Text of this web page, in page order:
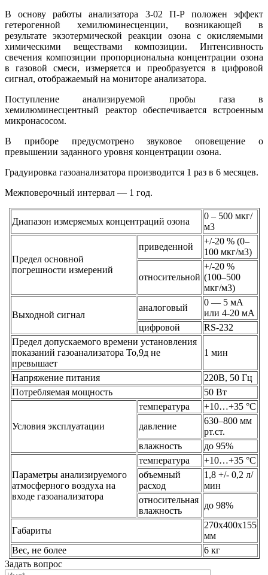
В основу работы анализатора 3-02 П-Р положен эффект
гетерогенной хемилюминесценции, возникающей в
результате экзотермической реакции озона с окисляемыми
химическими веществами композиции. Интенсивность
свечения композиции пропорциональна концентрации озона
в газовой смеси, измеряется и преобразуется в цифровой
сигнал, отображаемый на мониторе анализатора.
Поступление анализируемой пробы газа в
хемилюминесцентный реактор обеспечивается встроенным
микронасосом.
В приборе предусмотрено звуковое оповещение о
превышении заданного уровня концентрации озона.
Градуировка газоанализатора производится 1 раз в 6 месяцев.
Межповерочный интервал — 1 год.
Диапазон измеряемых концентраций озона
0 – 500 мкг/
м3
Предел основной
погрешности измерений
приведенной
+/-20 % (0–
100 мкг/м3)
относительной
+/-20 %
(100–500
мкг/м3)
Выходной сигнал
аналоговый
0 — 5 мА
или 4-20 мА
цифровой
RS-232
Предел допускаемого времени установления
показаний газоанализатора То,9д не
превышает
1 мин
Напряжение питания
220В, 50 Гц
Потребляемая мощность
50 Вт
Условия эксплуатации
температура
+10…+35 °С
давление
630–800 мм
рт.ст.
влажность
до 95%
Параметры анализируемого
атмосферного воздуха на
входе газоанализатора
температура
+10…+35 °С
объемный
расход
1,8 +/- 0,2 л/
мин
относительная
влажность
до 98%
Габариты
270х400х155
мм
Вес, не более
6 кг
Задать вопрос